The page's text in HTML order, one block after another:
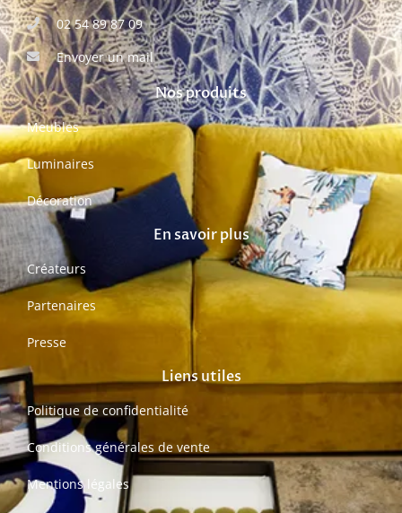
02 54 89 87 09
Envoyer un mail
Nos produits
Meubles
Luminaires
Décoration
En savoir plus
Créateurs
Partenaires
Presse
Liens utiles
Politique de confidentialité
Conditions générales de vente
Mentions légales